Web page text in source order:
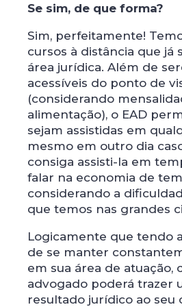
Se sim, de que forma?
Sim, perfeitamente!
cursos à distância que já
área jurídica. Além de
acessíveis do ponto de
(considerando
alimentação), o EAD
sejam assistidas em
mesmo em outro dia
consiga assisti-la em
falar na economia de
considerando a
que temos nas grandes
Logicamente que tendo
de se manter
em sua área de atuação,
advogado poderá trazer
resultado jurídico ao seu